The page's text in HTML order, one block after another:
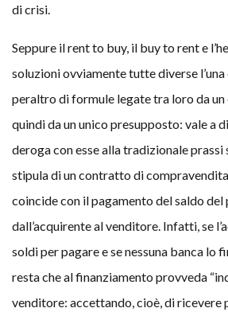
di crisi.
Seppure il rent to buy, il buy to rent e
soluzioni ovviamente tutte diverse
peraltro di formule legate tra loro da un
quindi da un unico presupposto: vale a
deroga con esse alla tradizionale prassi
stipula di un contratto di
coincide con il pagamento del saldo
dall’acquirente al venditore. Infatti, se
soldi per pagare e se nessuna banca lo
resta che al finanziamento provveda
venditore: accettando, cioè, di ricevere